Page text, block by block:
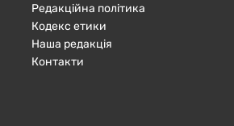
Редакційна політика
Кодекс етики
Наша редакція
Контакти